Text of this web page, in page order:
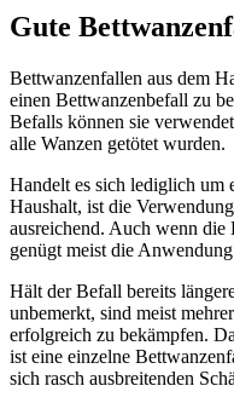
Gute
Bettwanzenfallen aus dem
einen Bettwanzenbefall zu
Befalls können sie
alle Wanzen getötet wurden.
Handelt es sich lediglich um
Haushalt, ist die
ausreichend. Auch wenn die
genügt meist die
Hält der Befall bereits
unbemerkt, sind meist
erfolgreich zu bekämpfen.
ist eine einzelne
sich rasch ausbreitenden